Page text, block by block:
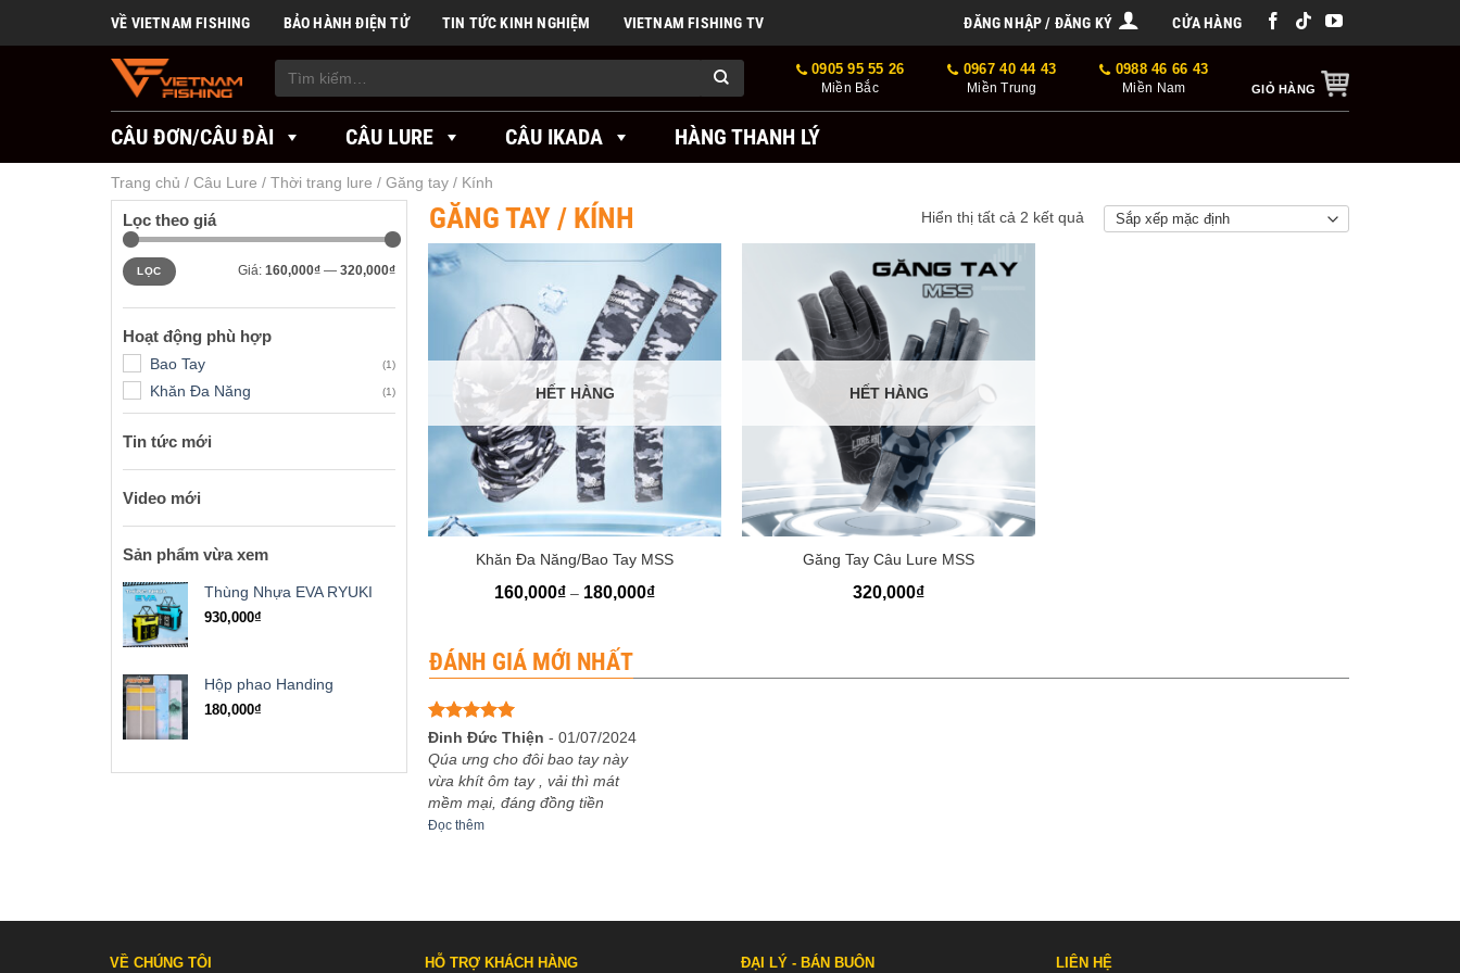
VỀ VIETNAM FISHING BẢO HÀNH ĐIỆN TỬ TIN TỨC KINH NGHIỆM VIETNAM FISHING TV ĐĂNG NHẬP / ĐĂNG KÝ CỬA HÀNG
Tìm
kiếm:
0905 95 55 26
Miền Bắc
0967 40 44 43
Miền Trung
0988 46 66 43
Miền Nam GIỎ HÀNG
CÂU ĐƠN/CÂU ĐÀI CÂU LURE CÂU IKADA HÀNG THANH LÝ
Trang chủ / Câu Lure / Thời trang lure / Găng tay / Kính
Lọc theo giá
Giá
tối
thiểu
Giá
tối
đa
LỌC Giá: 160,000₫— 320,000₫
Hoạt động phù hợp
Bao Tay (1)
Khăn Đa Năng (1)
Tin tức mới
Video mới
Sản phẩm vừa xem
Thùng Nhựa EVA RYUKI
930,000₫
Hộp phao Handing
180,000₫
GĂNG TAY / KÍNH Hiển thị tất cả 2 kết quả
+
HẾT HÀNG
Khăn Đa Năng/Bao Tay MSS
160,000₫ – 180,000₫Khoảng
giá:
+
HẾT HÀNG
Găng Tay Câu Lure MSS
320,000₫
ĐÁNH GIÁ MỚI NHẤT
Được xếp
hạng
sao
Đinh Đức Thiện -01/07/2024
Qúa ưng cho đôi bao tay này
vừa khít ôm tay , vải thì mát
mềm mại, đáng đồng tiền
Đọc thêm
VỀ CHÚNG TÔI HỖ TRỢ KHÁCH HÀNG ĐẠI LÝ - BÁN BUÔN LIÊN HỆ